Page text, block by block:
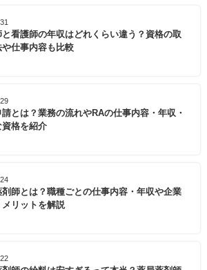
看護師の年収はどれくらい違う？資格の取
や仕事内容も比較
とは？業務の流れやRAの仕事内容・年収・
資格を紹介
剤師とは？職種ごとの仕事内容・年収や企業
メリットを解説